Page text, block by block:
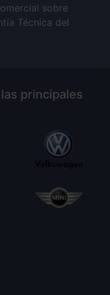
sobre
Técnica del
principales